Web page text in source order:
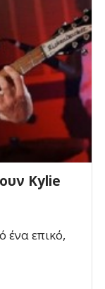
Kylie
ένα επικό,